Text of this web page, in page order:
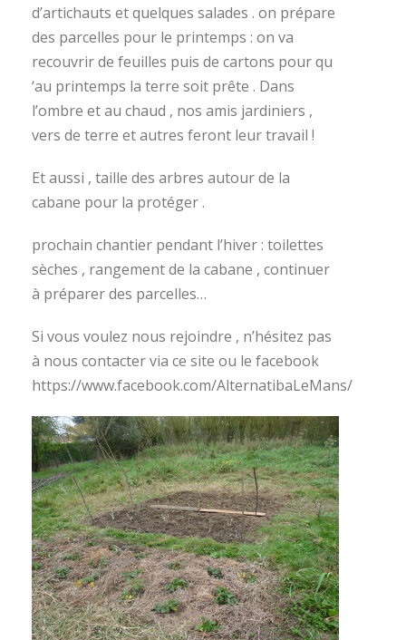
d’artichauts et quelques salades . on prépare
des parcelles pour le printemps : on va
recouvrir de feuilles puis de cartons pour qu
‘au printemps la terre soit prête . Dans
l’ombre et au chaud , nos amis jardiniers ,
vers de terre et autres feront leur travail !
Et aussi , taille des arbres autour de la
cabane pour la protéger .
prochain chantier pendant l’hiver : toilettes
sèches , rangement de la cabane , continuer
à préparer des parcelles…
Si vous voulez nous rejoindre , n’hésitez pas
à nous contacter via ce site ou le facebook
https://www.facebook.com/AlternatibaLeMans/